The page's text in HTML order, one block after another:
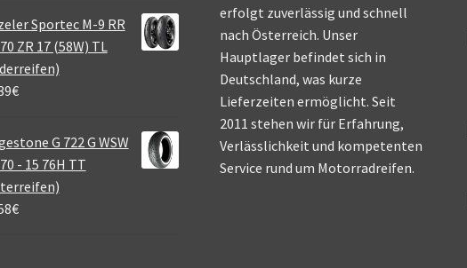
Sportec M-9 RR
ZR 17 (58W) TL
€
G 722 G WSW
- 15 76H TT
€
erfolgt zuverlässig und schnell
nach Österreich. Unser
Hauptlager befindet sich in
Deutschland, was kurze
Lieferzeiten ermöglicht. Seit
2011 stehen wir für Erfahrung,
Verlässlichkeit und kompetenten
Service rund um Motorradreifen.